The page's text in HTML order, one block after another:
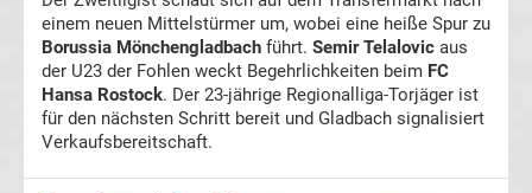
Transfergerüchte
RB
einem neuen Mittelstürmer um, wobei eine heiße Spur zu
Borussia Mönchengladbach führt. Semir Telalovic aus
der U23 der Fohlen weckt Begehrlichkeiten beim FC
Hansa Rostock. Der 23-jährige Regionalliga-Torjäger ist
für den nächsten Schritt bereit und Gladbach signalisiert
Verkaufsbereitschaft.